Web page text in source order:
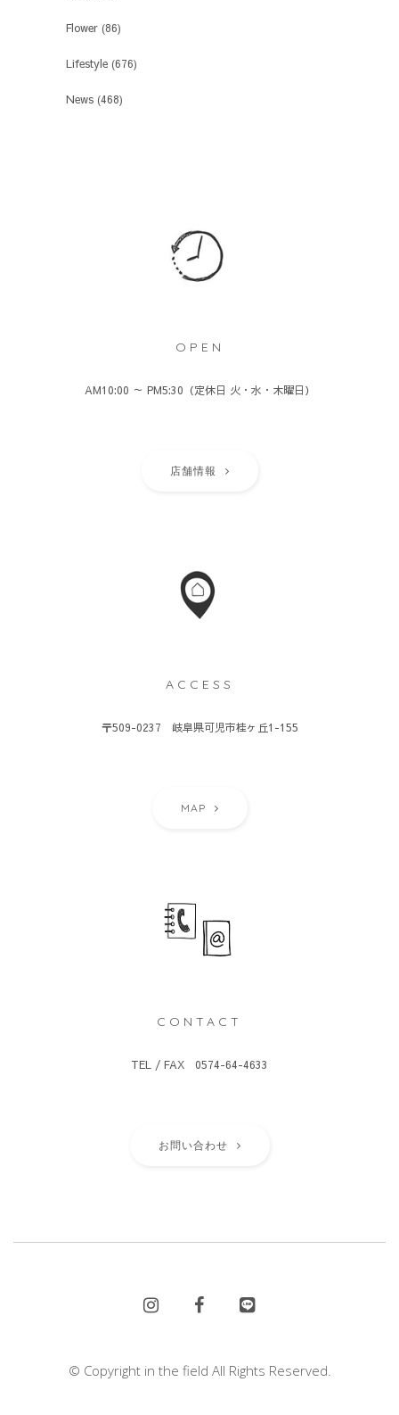
Flower (86)
Lifestyle (676)
News (468)
OPEN
AM10:00 ～ PM5:30（定休日 火・水・木曜日）
店舗情報
ACCESS
〒509-0237 岐阜県可児市桂ヶ丘1-155
MAP
CONTACT
TEL / FAX 0574-64-4633
お問い合わせ
© Copyright in the field All Rights Reserved.